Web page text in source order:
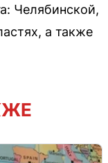
Челябинской,
а также